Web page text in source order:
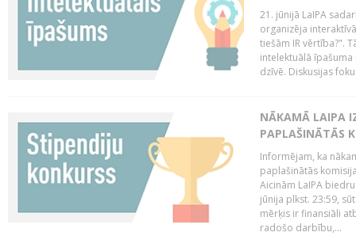
21. jūnijā LaIPA
organizēja
tiešām IR vērtība?".
intelektuālā
dzīvē. Diskusijas
NĀKAMĀ LAIPA
PAPLAŠINĀTĀS
Informējam, ka
paplašinātās
Aicinām LaIPA
jūnija plkst. 23:59,
mērķis ir finansiāli
radošo darbību,...